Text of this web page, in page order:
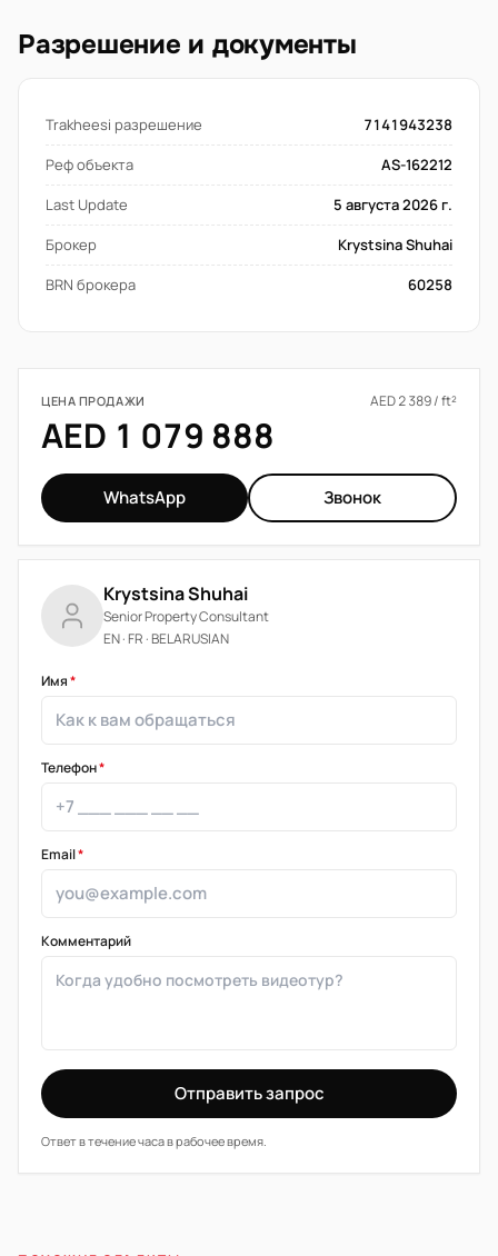
Разрешение и документы
Trakheesi разрешение
7141943238
Реф объекта
AS-162212
Last Update
5 августа 2026 г.
Брокер
Krystsina Shuhai
BRN брокера
60258
ЦЕНА ПРОДАЖИ AED 2 389 / ft²
AED 1 079 888
WhatsApp Звонок
Krystsina Shuhai
Senior Property Consultant
EN · FR · BELARUSIAN
Имя*
Телефон*
Email*
Комментарий
Отправить запрос
Ответ в течение часа в рабочее время.